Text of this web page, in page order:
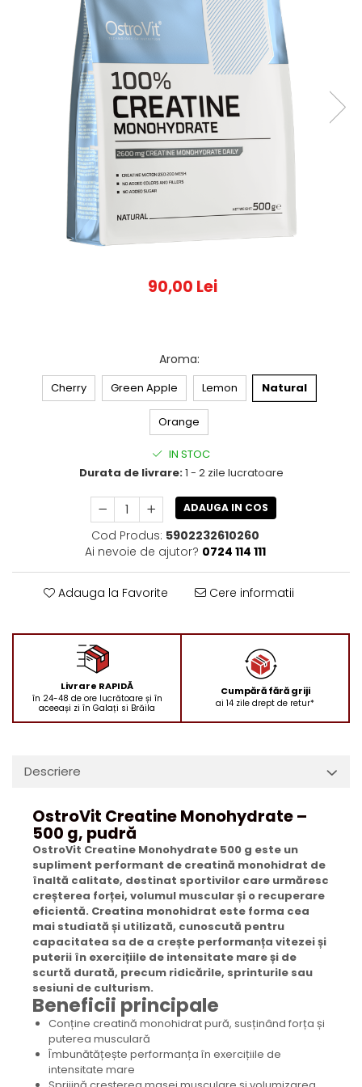
90,00 Lei
Aroma:
Cherry Green Apple Lemon Natural
Orange
IN STOC
Durata de livrare:1 - 2 zile lucratoare
ADAUGA IN COS
Cod Produs: 5902232610260
Ai nevoie de ajutor? 0724 114 111
Adauga la Favorite Cere informatii
Livrare RAPIDĂ
în 24-48 de ore lucrătoare și în
aceeași zi în Galați si Brăila
Cumpără fără griji
ai 14 zile drept de retur*
Descriere
OstroVit Creatine Monohydrate –
500 g, pudră
OstroVit Creatine Monohydrate 500 g este un
supliment performant de creatină monohidrat de
înaltă calitate, destinat sportivilor care urmăresc
creșterea forței, volumul muscular și o recuperare
eficientă. Creatina monohidrat este forma cea
mai studiată și utilizată, cunoscută pentru
capacitatea sa de a crește performanța vitezei și
puterii în exercițiile de intensitate mare și de
scurtă durată, precum ridicările, sprinturile sau
sesiuni de culturism.
Beneficii principale
Conține creatină monohidrat pură, susținând forța și
puterea musculară
Îmbunătățește performanța în exercițiile de
intensitate mare